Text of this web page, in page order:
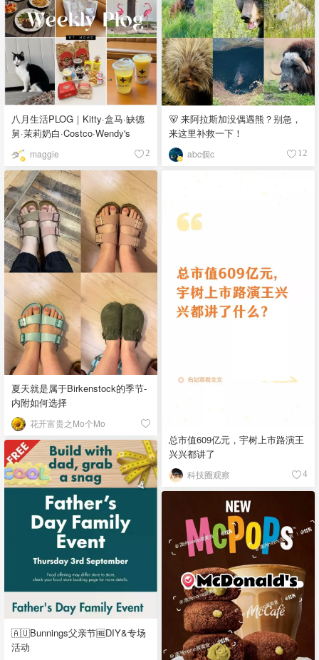
八月生活PLOG｜Kitty·盒马·缺德
舅·茉莉奶白·Costco·Wendy's
maggie 2
🐻 来阿拉斯加没偶遇熊？别急，
来这里补救一下！
abc個c 12
夏天就是属于Birkenstock的季节-
内附如何选择
花开富贵之Mo个Mo
总市值609亿元，宇树上市路演王
兴兴都讲了
科技圈观察 4
🇦🇺Bunnings父亲节🆓DIY&专场
活动